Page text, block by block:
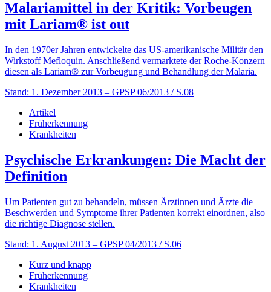
Malariamittel in der Kritik: Vorbeugen
mit Lariam® ist out
In den 1970er Jahren entwickelte das US-amerikanische Militär den
Wirkstoff Mefloquin. Anschließend vermarktete der Roche-Konzern
diesen als Lariam® zur Vorbeugung und Behandlung der Malaria.
Stand: 1. Dezember 2013 – GPSP 06/2013 / S.08
Artikel
Früherkennung
Krankheiten
Psychische Erkrankungen: Die Macht der
Definition
Um Patienten gut zu behandeln, müssen Ärztinnen und Ärzte die
Beschwerden und Symptome ihrer Patienten korrekt einordnen, also
die richtige Diagnose stellen.
Stand: 1. August 2013 – GPSP 04/2013 / S.06
Kurz und knapp
Früherkennung
Krankheiten